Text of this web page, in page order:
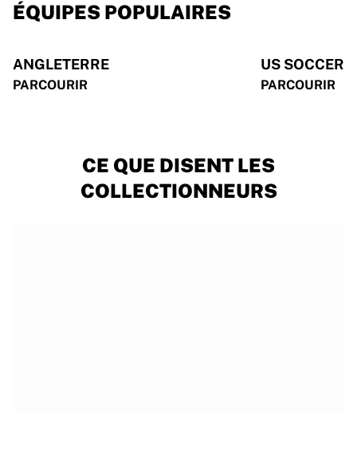
ÉQUIPES POPULAIRES
ANGLETERRE
PARCOURIR
US SOCCER
PARCOURIR
CE QUE DISENT LES
COLLECTIONNEURS